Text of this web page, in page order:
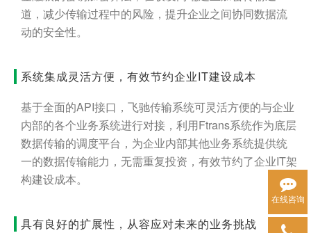
道，减少传输过程中的风险，提升企业之间协同数据流
动的安全性。
系统集成灵活方便，有效节约企业IT建设成本
基于全面的API接口，飞驰传输系统可灵活方便的与企业
内部的各个业务系统进行对接，利用Ftrans系统作为底层
数据传输的调度平台，为企业内部其他业务系统提供统
一的数据传输能力，无需重复投资，有效节约了企业IT架
构建设成本。
具有良好的扩展性，从容应对未来的业务挑战
在线咨询